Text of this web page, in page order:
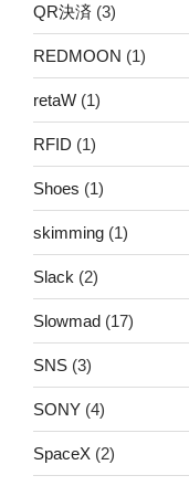
QR決済 (3)
REDMOON (1)
retaW (1)
RFID (1)
Shoes (1)
skimming (1)
Slack (2)
Slowmad (17)
SNS (3)
SONY (4)
SpaceX (2)